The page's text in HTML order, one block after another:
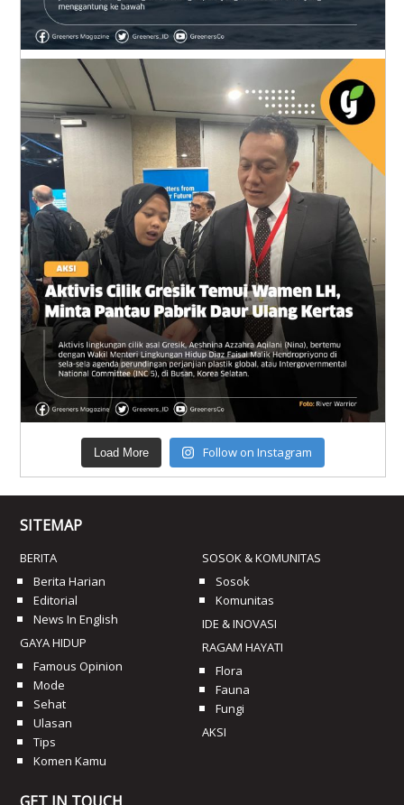
Load More Follow on Instagram
SITEMAP
BERITA
Berita Harian
Editorial
News In English
GAYA HIDUP
Famous Opinion
Mode
Sehat
Ulasan
Tips
Komen Kamu
SOSOK & KOMUNITAS
Sosok
Komunitas
IDE & INOVASI
RAGAM HAYATI
Flora
Fauna
Fungi
AKSI